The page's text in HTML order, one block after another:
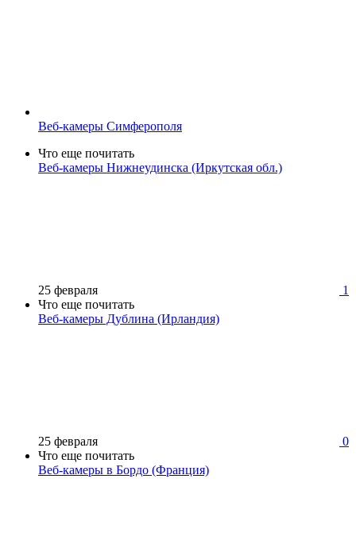
Веб-камеры Симферополя
Что еще почитать
Веб-камеры Нижнеудинска (Иркутская обл.)
25 февраля
1
Что еще почитать
Веб-камеры Дублина (Ирландия)
25 февраля
0
Что еще почитать
Веб-камеры в Бордо (Франция)